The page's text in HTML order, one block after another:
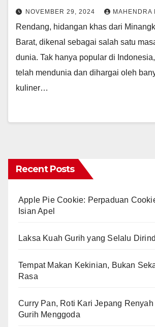
NOVEMBER 29, 2024 MAHENDRA
Rendang, hidangan khas dari
Barat, dikenal sebagai salah satu
dunia. Tak hanya popular di
telah mendunia dan dihargai oleh
kuliner…
Recent Posts
Apple Pie Cookie: Perpaduan
Isian Apel
Laksa Kuah Gurih yang Selalu
Tempat Makan Kekinian, Bukan
Rasa
Curry Pan, Roti Kari Jepang
Gurih Menggoda